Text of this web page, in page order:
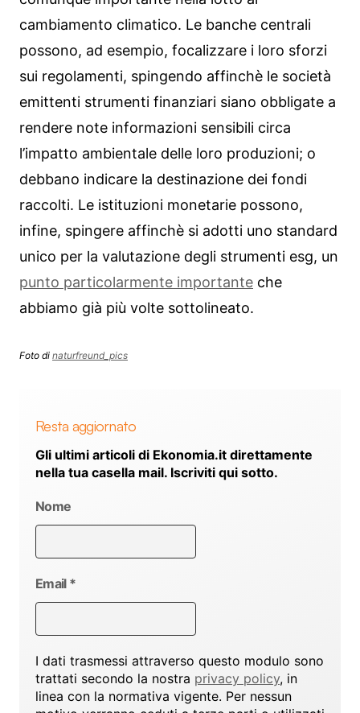
cambiamento climatico. Le banche centrali
possono, ad esempio, focalizzare i loro sforzi
sui regolamenti, spingendo affinchè le società
emittenti strumenti finanziari siano obbligate a
rendere note informazioni sensibili circa
l’impatto ambientale delle loro produzioni; o
debbano indicare la destinazione dei fondi
raccolti. Le istituzioni monetarie possono,
infine, spingere affinchè si adotti uno standard
unico per la valutazione degli strumenti esg, un
punto particolarmente importante che
abbiamo già più volte sottolineato.
Foto di naturfreund_pics
Resta aggiornato
Gli ultimi articoli di Ekonomia.it direttamente
nella tua casella mail. Iscriviti qui sotto.
Nome
Email *
I dati trasmessi attraverso questo modulo sono
trattati secondo la nostra privacy policy, in
linea con la normativa vigente. Per nessun